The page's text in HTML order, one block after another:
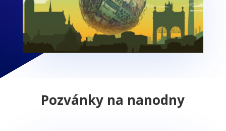
Pozvánky na nanodny